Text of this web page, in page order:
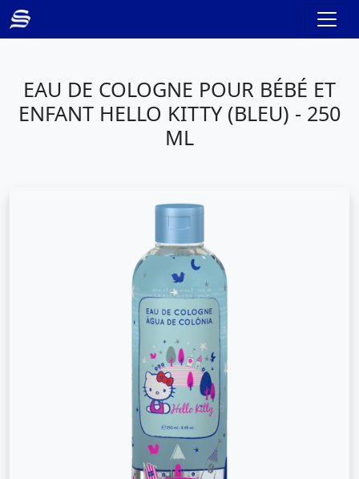
EAU DE COLOGNE POUR BÉBÉ ET
ENFANT HELLO KITTY (BLEU) - 250
ML